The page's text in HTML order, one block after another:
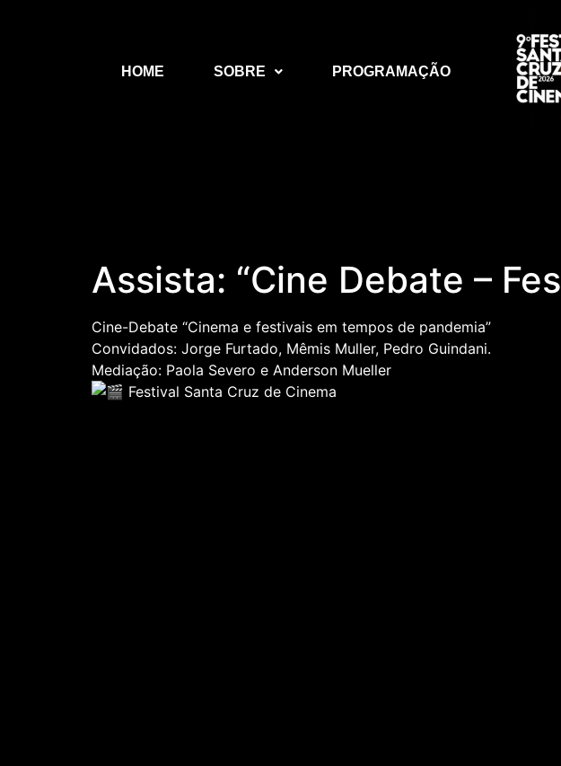
HOME SOBRE PROGRAMAÇÃO
Assista: “Cine Debate –
Cine-Debate “Cinema e festivais em tempos de pandemia”
Convidados: Jorge Furtado, Mêmis Muller, Pedro Guindani.
Mediação: Paola Severo e Anderson Mueller
Festival Santa Cruz de Cinema